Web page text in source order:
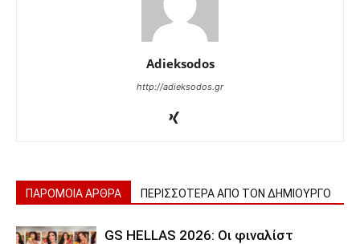
Adieksodos
http://adieksodos.gr
ΠΑΡΟΜΟΙΑ ΑΡΘΡΑ ΠΕΡΙΣΣΟΤΕΡΑ ΑΠΟ ΤΟΝ ΔΗΜΙΟΥΡΓΟ
GS HELLAS 2026: Οι φιναλίστ